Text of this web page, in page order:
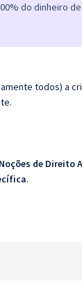
do dinheiro
todos) a
de Direito
.